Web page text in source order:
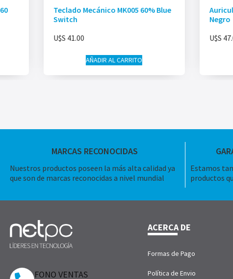
Teclado Mecánico MK005 60% Blue
Switch
U$S 41.00
AÑADIR AL CARRITO
Negro
U$S
MARCAS RECONOCIDAS
Nuestros productos poseen la más alta calidad ya
que son de marcas reconocidas a nivel mundial
Estamos
productos
FONO VENTAS
ACERCA DE
Formas de Pago
Política de Envio